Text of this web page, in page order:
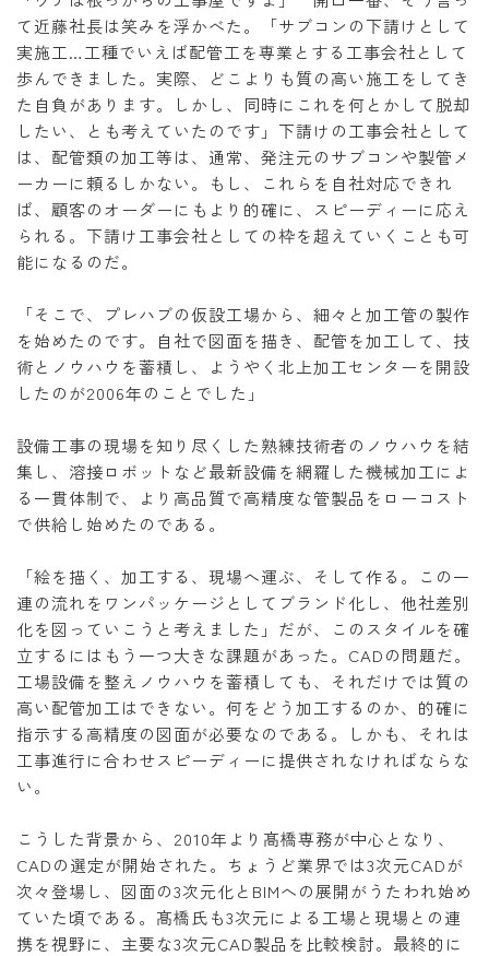
て近藤社長は笑みを浮かべた。「サブコンの下請けとして
実施工…工種でいえば配管工を専業とする工事会社として
歩んできました。実際、どこよりも質の高い施工をしてき
た自負があります。しかし、同時にこれを何とかして脱却
したい、とも考えていたのです」下請けの工事会社として
は、配管類の加工等は、通常、発注元のサブコンや製管メ
ーカーに頼るしかない。もし、これらを自社対応できれ
ば、顧客のオーダーにもより的確に、スピーディーに応え
られる。下請け工事会社としての枠を超えていくことも可
能になるのだ。
「そこで、プレハブの仮設工場から、細々と加工管の製作
を始めたのです。自社で図面を描き、配管を加工して、技
術とノウハウを蓄積し、ようやく北上加工センターを開設
したのが2006年のことでした」
設備工事の現場を知り尽くした熟練技術者のノウハウを結
集し、溶接ロボットなど最新設備を網羅した機械加工によ
る一貫体制で、より高品質で高精度な管製品をローコスト
で供給し始めたのである。
「絵を描く、加工する、現場へ運ぶ、そして作る。この一
連の流れをワンパッケージとしてブランド化し、他社差別
化を図っていこうと考えました」だが、このスタイルを確
立するにはもう一つ大きな課題があった。CADの問題だ。
工場設備を整えノウハウを蓄積しても、それだけでは質の
高い配管加工はできない。何をどう加工するのか、的確に
指示する高精度の図面が必要なのである。しかも、それは
工事進行に合わせスピーディーに提供されなければならな
い。
こうした背景から、2010年より髙橋専務が中心となり、
CADの選定が開始された。ちょうど業界では3次元CADが
次々登場し、図面の3次元化とBIMへの展開がうたわれ始め
ていた頃である。髙橋氏も3次元による工場と現場との連
携を視野に、主要な3次元CAD製品を比較検討。最終的に